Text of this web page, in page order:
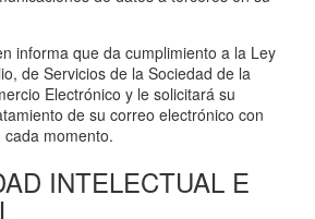
informa que da cumplimiento a la Ley
de Servicios de la Sociedad de la
Electrónico y le solicitará su
de su correo electrónico con
momento.
INTELECTUAL E